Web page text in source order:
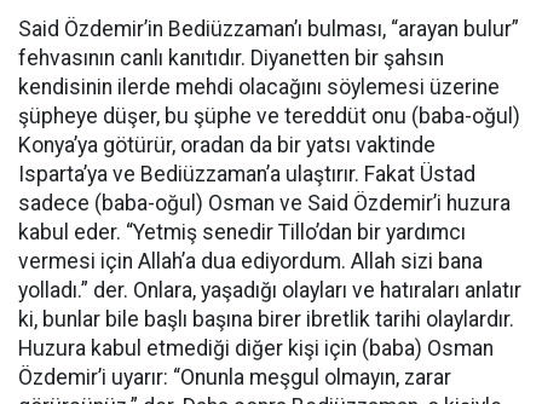
Said Özdemir’in Bediüzzaman’ı bulması, “arayan bulur”
fehvasının canlı kanıtıdır. Diyanetten bir şahsın
kendisinin ilerde mehdi olacağını söylemesi üzerine
şüpheye düşer, bu şüphe ve tereddüt onu (baba-oğul)
Konya’ya götürür, oradan da bir yatsı vaktinde
Isparta’ya ve Bediüzzaman’a ulaştırır. Fakat Üstad
sadece (baba-oğul) Osman ve Said Özdemir’i huzura
kabul eder. “Yetmiş senedir Tillo’dan bir yardımcı
vermesi için Allah’a dua ediyordum. Allah sizi bana
yolladı.” der. Onlara, yaşadığı olayları ve hatıraları anlatır
ki, bunlar bile başlı başına birer ibretlik tarihi olaylardır.
Huzura kabul etmediği diğer kişi için (baba) Osman
Özdemir’i uyarır: “Onunla meşgul olmayın, zarar